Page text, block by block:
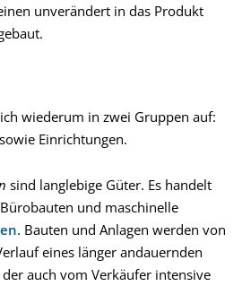
unverändert in das Produkt
wiederum in zwei Gruppen auf:
Einrichtungen.
sind langlebige Güter. Es handelt
und maschinelle
. Bauten und Anlagen werden von
eines länger andauernden
der auch vom Verkäufer intensive